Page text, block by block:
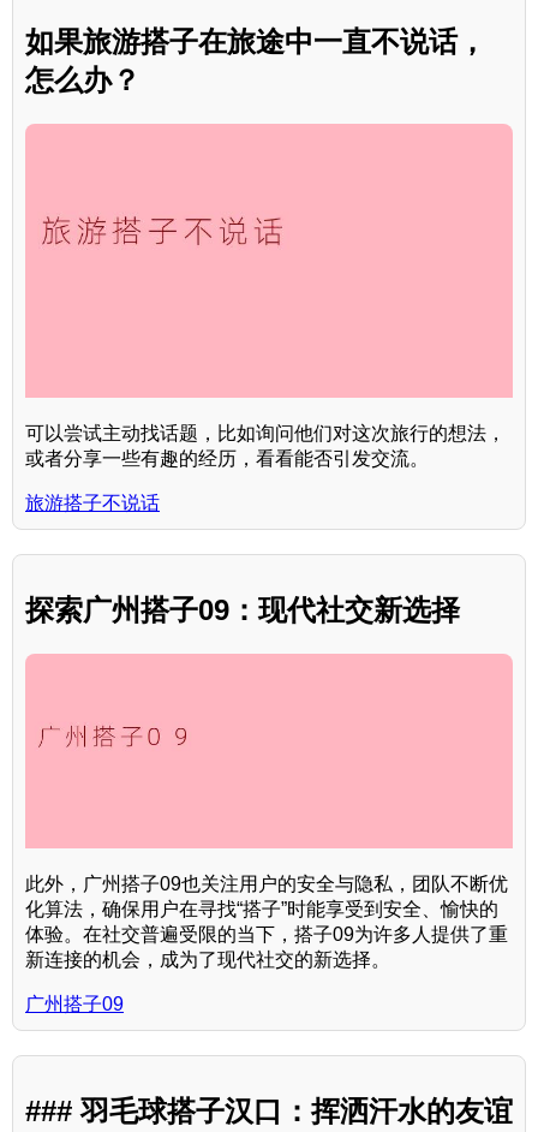
如果旅游搭子在旅途中一直不说话，
怎么办？
可以尝试主动找话题，比如询问他们对这次旅行的想法，
或者分享一些有趣的经历，看看能否引发交流。
旅游搭子不说话
探索广州搭子09：现代社交新选择
此外，广州搭子09也关注用户的安全与隐私，团队不断优
化算法，确保用户在寻找“搭子”时能享受到安全、愉快的
体验。在社交普遍受限的当下，搭子09为许多人提供了重
新连接的机会，成为了现代社交的新选择。
广州搭子09
### 羽毛球搭子汉口：挥洒汗水的友谊